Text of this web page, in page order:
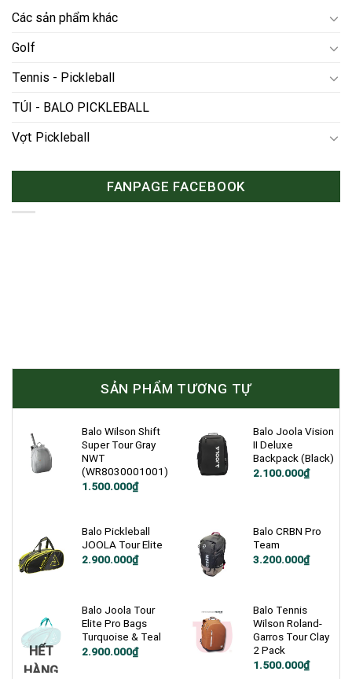
Các sản phẩm khác
Golf
Tennis - Pickleball
TÚI - BALO PICKLEBALL
Vợt Pickleball
FANPAGE FACEBOOK
SẢN PHẨM TƯƠNG TỰ
Balo Wilson Shift
Super Tour Gray
NWT
(WR8030001001)
Giá
1.500.000₫
Giá
1.500.000₫.
Balo Joola Vision
II Deluxe
Backpack (Black)
Giá
2.100.000₫
Giá
Balo Pickleball
JOOLA Tour Elite
2.900.000₫
Balo CRBN Pro
Team
3.200.000₫
HẾT
HÀNG
Balo Joola Tour
Elite Pro Bags
Turquoise & Teal
2.900.000₫
Balo Tennis
Wilson Roland-
Garros Tour Clay
2 Pack
1.500.000₫